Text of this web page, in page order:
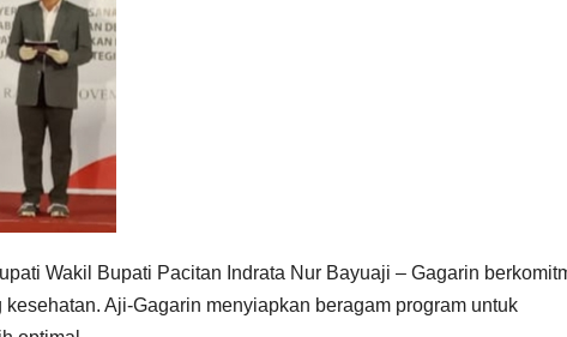
Wakil Bupati Pacitan Indrata Nur Bayuaji – Gagarin
Aji-Gagarin menyiapkan beragam program untuk